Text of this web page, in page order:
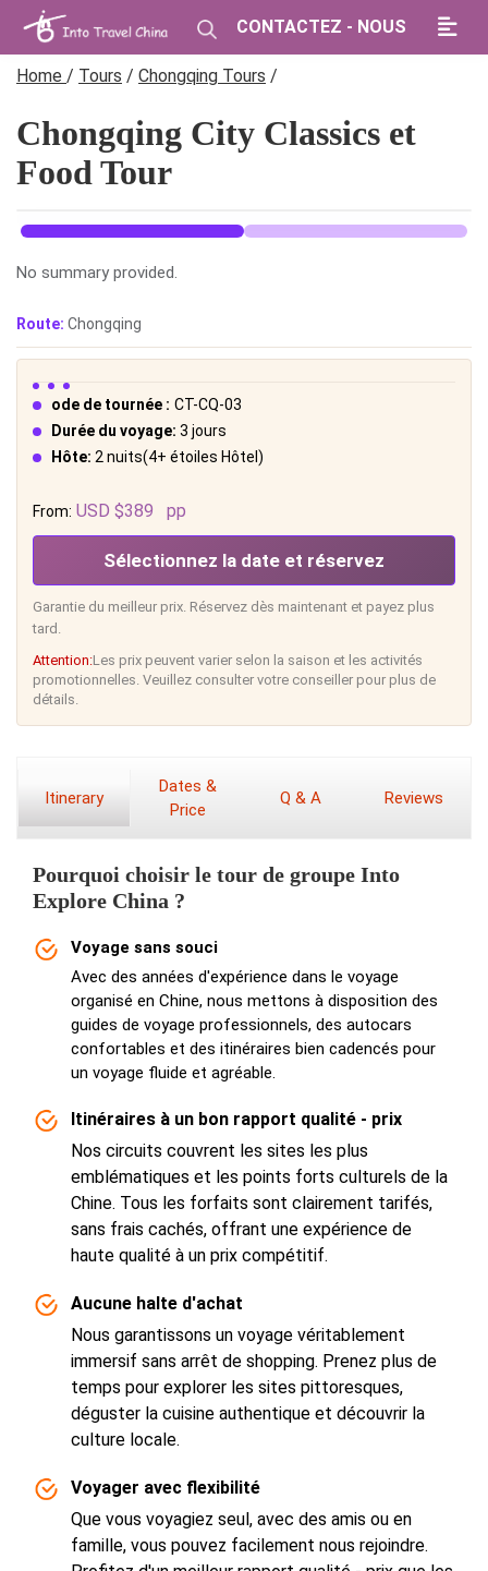
CONTACTEZ - NOUS
Home / Tours / Chongqing Tours /
Chongqing City Classics et
Food Tour
No summary provided.
Route: Chongqing
ode de tournée : CT-CQ-03
Durée du voyage: 3 jours
Hôte: 2 nuits(4+ étoiles Hôtel)
From: USD $389 pp
Sélectionnez la date et réservez
Garantie du meilleur prix. Réservez dès maintenant et payez plus
tard.
Attention:Les prix peuvent varier selon la saison et les activités
promotionnelles. Veuillez consulter votre conseiller pour plus de
détails.
Itinerary
Dates &
Price
Q & A Reviews
Pourquoi choisir le tour de groupe Into
Explore China ?
Voyage sans souci
Avec des années d'expérience dans le voyage
organisé en Chine, nous mettons à disposition des
guides de voyage professionnels, des autocars
confortables et des itinéraires bien cadencés pour
un voyage fluide et agréable.
Itinéraires à un bon rapport qualité - prix
Nos circuits couvrent les sites les plus
emblématiques et les points forts culturels de la
Chine. Tous les forfaits sont clairement tarifés,
sans frais cachés, offrant une expérience de
haute qualité à un prix compétitif.
Aucune halte d'achat
Nous garantissons un voyage véritablement
immersif sans arrêt de shopping. Prenez plus de
temps pour explorer les sites pittoresques,
déguster la cuisine authentique et découvrir la
culture locale.
Voyager avec flexibilité
Que vous voyagiez seul, avec des amis ou en
famille, vous pouvez facilement nous rejoindre.